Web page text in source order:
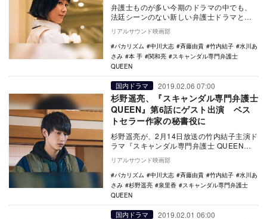
弁護士ものが多い今期のドラマの中でも、
法廷シーンのない新しい弁護士ドラマとし
て話題の『スキャンダル専門弁護士
QUEEN』（フジ…
リアルサウンド映画部
バカリズム
中川大志 斉藤由貴 竹内結子
水川あ
さみ
本 手 関和亮
スキャンダル専門弁護士
QUEEN
国内ドラマ 2019.02.06 07:00
杉野遥亮、『スキャンダル専門弁護士
QUEEN』第6話にゲスト出演 ベス
トセラー作家の秘書役に
杉野遥亮が、2月14日放送の竹内結子主演ド
ラマ『スキャンダル専門弁護士 QUEEN』
（フジテレビ系）第6話にゲスト出演するこ
とが…
リアルサウンド映画部
バカリズム
中川大志 斉藤由貴 竹内結子
水川あ
さみ
杉野遥亮 泉里香
スキャンダル専門弁護士
QUEEN
国内ドラマ 2019.02.01 06:00